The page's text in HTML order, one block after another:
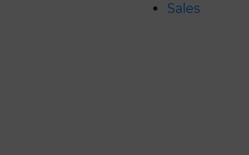
Sales